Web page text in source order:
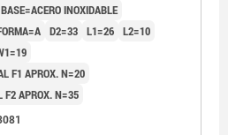
INOXIDABLE
D2=33 L1=26 L2=10
F1 APROX. N=20
F2 APROX. N=35